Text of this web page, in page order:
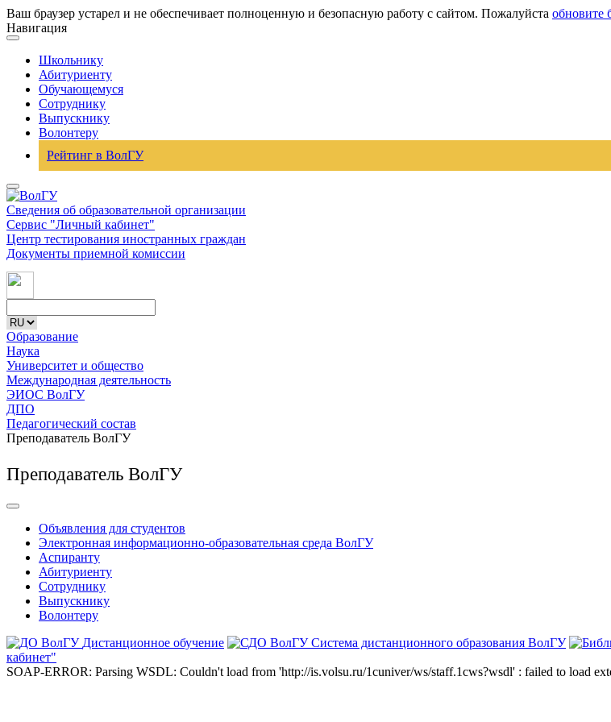
Ваш браузер устарел и не обеспечивает полноценную и безопасную работу с сайтом. Пожалуйста обновите
Навигация
Школьнику
Абитуриенту
Обучающемуся
Сотруднику
Выпускнику
Волонтеру
Рейтинг в ВолГУ
Сведения об образовательной организации
Сервис "Личный кабинет"
Центр тестирования иностранных граждан
Документы приемной комиссии
Образование
Наука
Университет и общество
Международная деятельность
ЭИОС ВолГУ
ДПО
Педагогический состав
Преподаватель ВолГУ
Преподаватель ВолГУ
Объявления для студентов
Электронная информационно-образовательная среда ВолГУ
Аспиранту
Абитуриенту
Сотруднику
Выпускнику
Волонтеру
Дистанционное обучение
Система дистанционного образования ВолГУ
кабинет"
SOAP-ERROR: Parsing WSDL: Couldn't load from 'http://is.volsu.ru/1cuniver/ws/staff.1cws?wsdl' : failed to load